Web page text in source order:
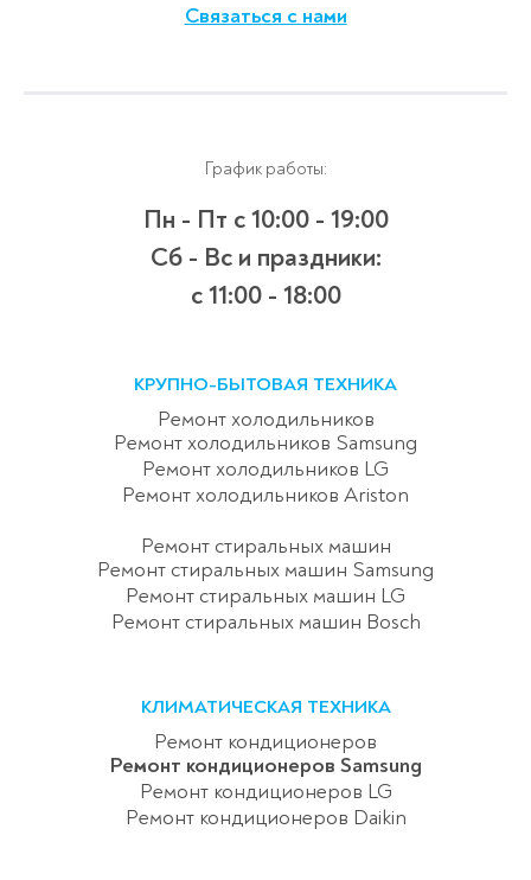
Связаться с нами
График работы:
Пн - Пт с 10:00 - 19:00
Сб - Вс и праздники:
c 11:00 - 18:00
КРУПНО-БЫТОВАЯ ТЕХНИКА
Ремонт холодильников
Ремонт холодильников Samsung
Ремонт холодильников LG
Ремонт холодильников Ariston
Ремонт стиральных машин
Ремонт стиральных машин Samsung
Ремонт стиральных машин LG
Ремонт стиральных машин Bosch
КЛИМАТИЧЕСКАЯ ТЕХНИКА
Ремонт кондиционеров
Ремонт кондиционеров Samsung
Ремонт кондиционеров LG
Ремонт кондиционеров Daikin